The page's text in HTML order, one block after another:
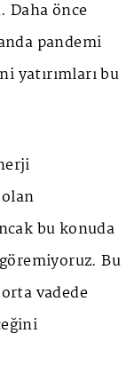
Daha önce
pandemi
yatırımları bu
bu konuda
Bu
vadede